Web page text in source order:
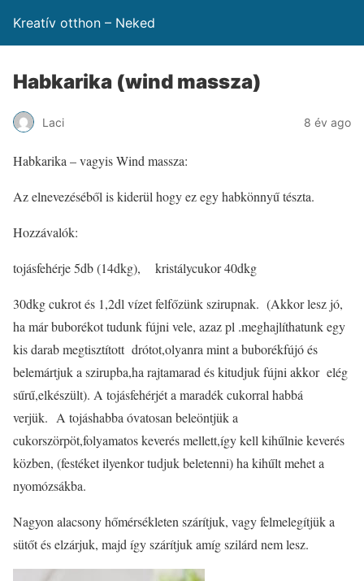
Kreatív otthon – Neked
Habkarika (wind massza)
Laci 8 év ago
Habkarika – vagyis Wind massza:
Az elnevezéséből is kiderül hogy ez egy habkönnyű tészta.
Hozzávalók:
tojásfehérje 5db (14dkg), kristálycukor 40dkg
30dkg cukrot és 1,2dl vízet felfőzünk szirupnak. (Akkor lesz jó,
ha már buborékot tudunk fújni vele, azaz pl .meghajlíthatunk egy
kis darab megtisztított drótot,olyanra mint a buborékfújó és
belemártjuk a szirupba,ha rajtamarad és kitudjuk fújni akkor elég
sűrű,elkészült). A tojásfehérjét a maradék cukorral habbá
verjük. A tojáshabba óvatosan beleöntjük a
cukorszörpöt,folyamatos keverés mellett,így kell kihűlnie keverés
közben, (festéket ilyenkor tudjuk beletenni) ha kihűlt mehet a
nyomózsákba.
Nagyon alacsony hőmérsékleten szárítjuk, vagy felmelegítjük a
sütőt és elzárjuk, majd így szárítjuk amíg szilárd nem lesz.